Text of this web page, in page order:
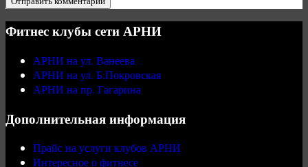
Фитнес клубы сети АРНИ
АРНИ на ул. Ванеева
АРНИ на ул. Б.Покровская
АРНИ на пр. Гагарина
Дополнительная информация
Прайс на услуги клубов АРНИ
Интересное о фитнесе